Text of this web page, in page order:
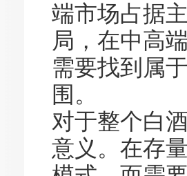
端市场占据
局，在中高
需要找到属
围。
对于整个白
意义。在存